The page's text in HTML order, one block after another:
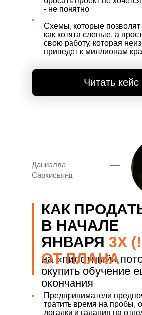
- не понятно
Схемы, которые позволят
как котята слепые, а
свою работу, которая
приведет к миллионам
Читать кейс
на «пилотный»
окупить обучение
окончания
КАК
В НАЧАЛЕ
ЯНВАРЯ 3Х
ОТ ПЛАНА
Даниэлла
Саркисьянц
Предприниматели
тратить время на пробы,
догадки и гадания на